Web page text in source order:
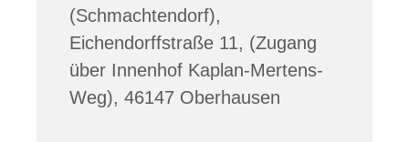
(Schmachtendorf),
Eichendorffstraße 11, (Zugang
über Innenhof Kaplan-Mertens-
Weg), 46147 Oberhausen